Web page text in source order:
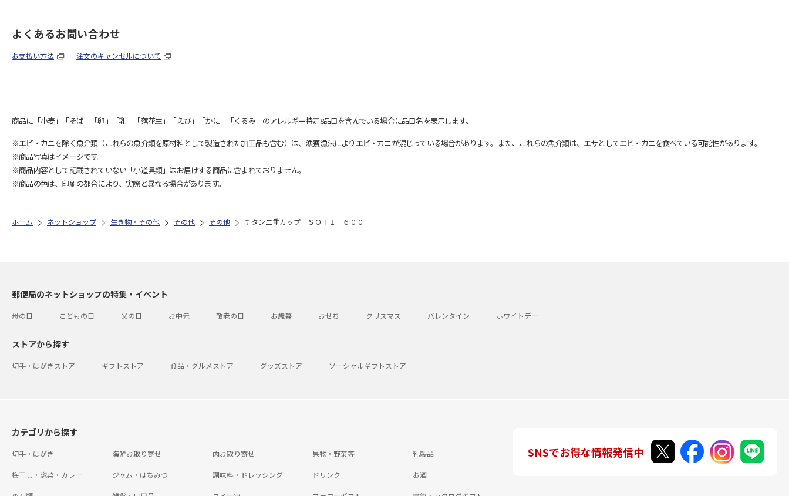
よくあるお問い合わせ
お支払い方法 注文のキャンセルについて
商品に「小麦」「そば」「卵」「乳」「落花生」「えび」「かに」「くるみ」のアレルギー特定8品目を含んでいる場合に品目名を表示します。
※エビ・カニを除く魚介類（これらの魚介類を原材料として製造された加工品も含む）は、漁獲漁法によりエビ・カニが混じっている場合があります。また、これらの魚介類は、エサとしてエビ・カニを食べている可能性があります。
※商品写真はイメージです。
※商品内容として記載されていない「小道具類」はお届けする商品に含まれておりません。
※商品の色は、印刷の都合により、実際と異なる場合があります。
ホーム ネットショップ 生き物・その他 その他 その他 チタン二重カップ ＳＯＴＩ－６００
郵便局のネットショップの特集・イベント
母の日 こどもの日 父の日 お中元 敬老の日 お歳暮 おせち クリスマス バレンタイン ホワイトデー
ストアから探す
切手・はがきストア ギフトストア 食品・グルメストア グッズストア ソーシャルギフトストア
カテゴリから探す
切手・はがき 海鮮お取り寄せ 肉お取り寄せ 果物・野菜等 乳製品
梅干し・惣菜・カレー ジャム・はちみつ 調味料・ドレッシング ドリンク お酒
SNSでお得な情報発信中